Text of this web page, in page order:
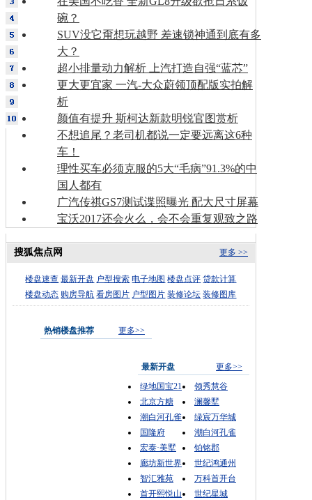
碗？
SUV没它甭想玩越野 差速锁神通到底有多
大？
超小排量动力解析 上汽打造自强“蓝芯”
更大更宜家 一汽-大众蔚领顶配版实拍解
析
颜值有提升 斯柯达新款明锐官图赏析
不想追尾？老司机都说一定要远离这6种
车！
理性买车必须克服的5大“毛病”91.3%的中
国人都有
广汽传祺GS7测试谍照曝光 配大尺寸屏幕
宝沃2017还会火么，会不会重复观致之路
更多 >>
搜狐焦点网
楼盘速查 最新开盘 户型搜索 电子地图 楼盘点评 贷款计算
楼盘动态 购房导航 看房图片 户型图片 装修论坛 装修图库
热销楼盘推荐 更多>>
最新开盘
更多>>
绿地国宝21
领秀慧谷
北京方糖
澜馨墅
潮白河孔雀
绿宸万华城
国隆府
潮白河孔雀
宏泰·美墅
铂铭郡
廊坊新世界
世纪鸿通州
智汇雅苑
万科首开台
首开熙悦山
世纪星城